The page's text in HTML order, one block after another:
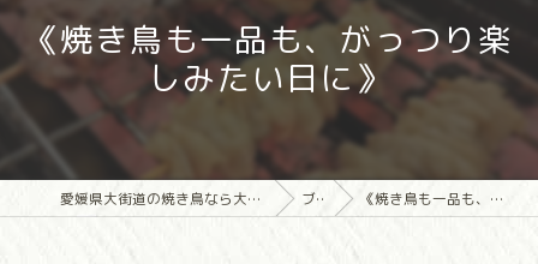
《焼き鳥も一品も、がっつり楽
しみたい日に》
愛媛県大街道の焼き鳥なら大街道立ち飲み焼き鳥 魁(さきがけ) ブログ 《焼き鳥も一品も、がっつり楽しみたい日に》